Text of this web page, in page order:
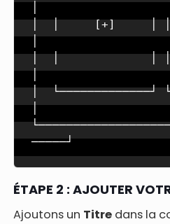
│  │     [+]     │
│
│  │             │
│
│  └─────────────┘
│
─────┘
ÉTAPE 2 : AJOUTER
Ajoutons un Titre dans la